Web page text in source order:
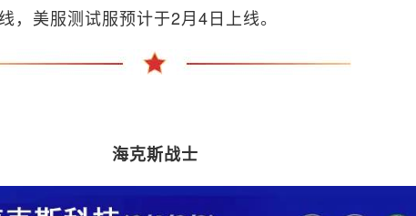
，美服测试服预计于2月4日上线。
海克斯战士